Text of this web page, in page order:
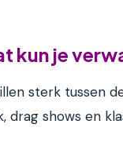
kun je
sterk tussen
shows en